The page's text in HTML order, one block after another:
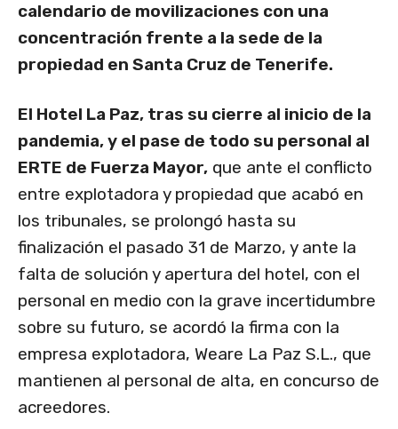
calendario de movilizaciones con una
concentración frente a la sede de la
propiedad en Santa Cruz de Tenerife.
El Hotel La Paz, tras su cierre al inicio de la
pandemia, y el pase de todo su personal al
ERTE de Fuerza Mayor, que ante el conflicto
entre explotadora y propiedad que acabó en
los tribunales, se prolongó hasta su
finalización el pasado 31 de Marzo, y ante la
falta de solución y apertura del hotel, con el
personal en medio con la grave incertidumbre
sobre su futuro, se acordó la firma con la
empresa explotadora, Weare La Paz S.L., que
mantienen al personal de alta, en concurso de
acreedores.